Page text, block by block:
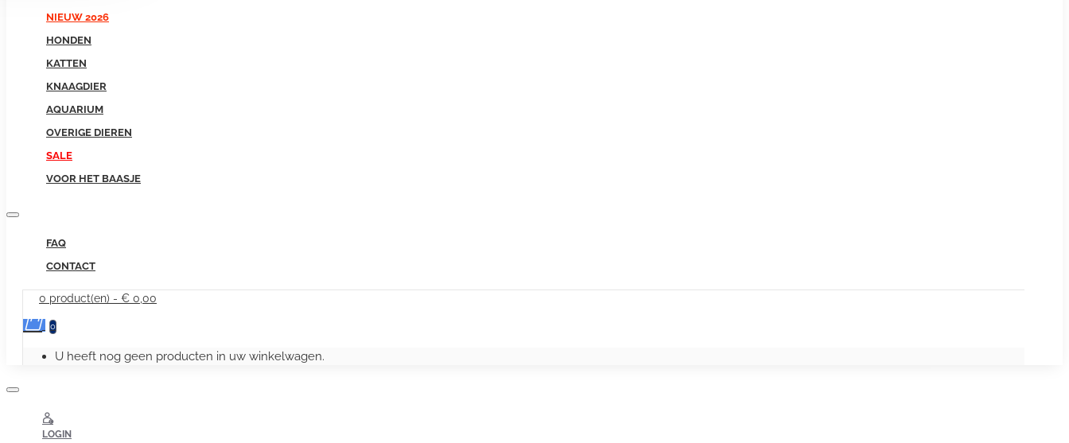
NIEUW 2026
HONDEN
KATTEN
KNAAGDIER
AQUARIUM
OVERIGE DIEREN
SALE
VOOR HET BAASJE
FAQ
CONTACT
0 product(en) - € 0,00
0
U heeft nog geen producten in uw winkelwagen.
LOGIN